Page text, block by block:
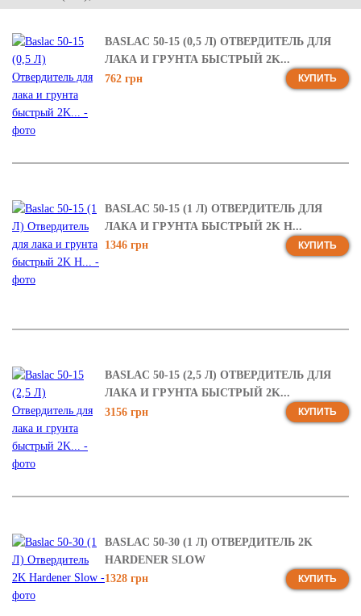
BASLAC 50-15 (0,5 Л) ОТВЕРДИТЕЛЬ ДЛЯ
ЛАКА И ГРУНТА БЫСТРЫЙ 2K...
762 грн
КУПИТЬ
BASLAC 50-15 (1 Л) ОТВЕРДИТЕЛЬ ДЛЯ
ЛАКА И ГРУНТА БЫСТРЫЙ 2K H...
1346 грн
КУПИТЬ
BASLAC 50-15 (2,5 Л) ОТВЕРДИТЕЛЬ ДЛЯ
ЛАКА И ГРУНТА БЫСТРЫЙ 2K...
3156 грн
КУПИТЬ
BASLAC 50-30 (1 Л) ОТВЕРДИТЕЛЬ 2K
HARDENER SLOW
1328 грн
КУПИТЬ